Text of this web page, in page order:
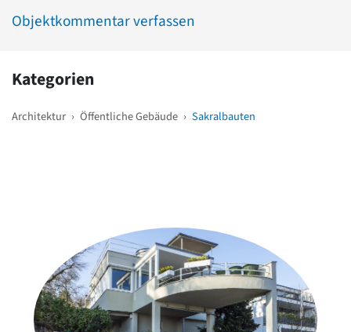
Objektkommentar verfassen
Kategorien
Architektur › Öffentliche Gebäude › Sakralbauten